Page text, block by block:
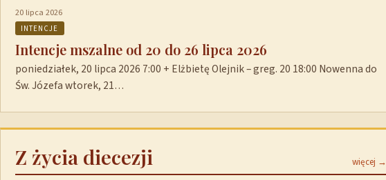
20 lipca 2026
INTENCJE
Intencje mszalne od 20 do 26 lipca 2026
poniedziałek, 20 lipca 2026 7:00 + Elżbietę Olejnik – greg. 20 18:00 Nowenna do
Św. Józefa wtorek, 21…
Z życia diecezji więcej →